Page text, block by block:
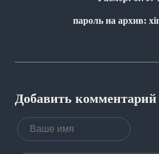
пароль на архив:
Добавить комментарий